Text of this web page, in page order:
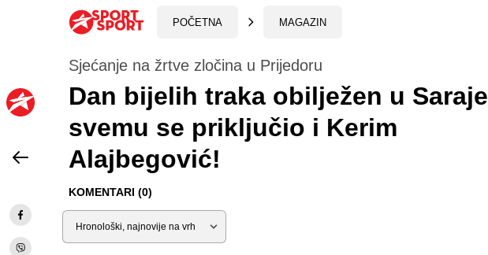
POČETNA MAGAZIN
Sjećanje na žrtve zločina u Prijedoru
Dan bijelih traka obilježen u
svemu se priključio i Kerim
Alajbegović!
KOMENTARI (0)
Sortiraj